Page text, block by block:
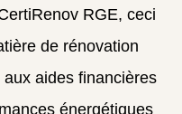
RGE, ceci
de rénovation
aides financières
énergétiques